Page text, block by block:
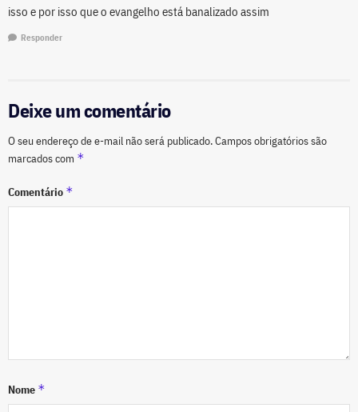
isso e por isso que o evangelho está banalizado assim
Responder
Deixe um comentário
O seu endereço de e-mail não será publicado.Campos obrigatórios são
marcados com *
Comentário *
Nome *